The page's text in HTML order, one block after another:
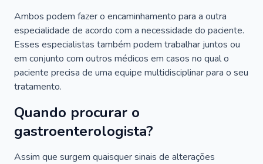
Ambos podem fazer o encaminhamento para a outra
especialidade de acordo com a necessidade do paciente.
Esses especialistas também podem trabalhar juntos ou
em conjunto com outros médicos em casos no qual o
paciente precisa de uma equipe multidisciplinar para o seu
tratamento.
Quando procurar o
gastroenterologista?
Assim que surgem quaisquer sinais de alterações